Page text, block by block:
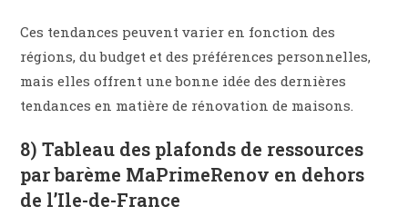
Ces tendances peuvent varier en fonction des
régions, du budget et des préférences personnelles,
mais elles offrent une bonne idée des dernières
tendances en matière de rénovation de maisons.
8) Tableau des plafonds de ressources
par barème MaPrimeRenov en dehors
de l’Ile-de-France